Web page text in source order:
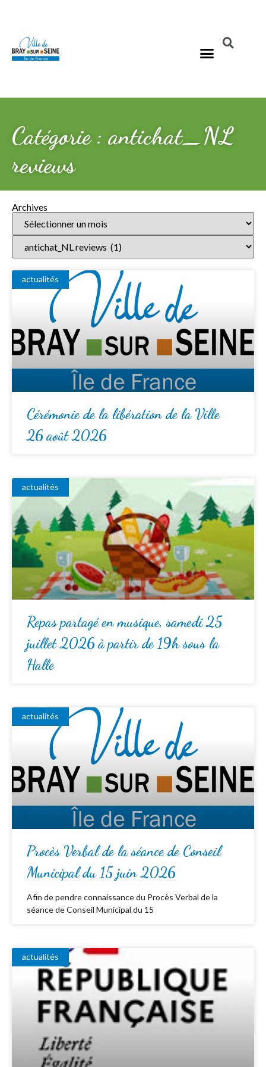
Catégorie : antichat_NL
reviews
Archives
actualités
Cérémonie de la libération de la Ville
26 août 2026
actualités
Repas partagé en musique, samedi 25
juillet 2026 à partir de 19h sous la
Halle
actualités
Procès Verbal de la séance de Conseil
Municipal du 15 juin 2026
Afin de pendre connaissance du Procès Verbal de la
séance de Conseil Municipal du 15
actualités